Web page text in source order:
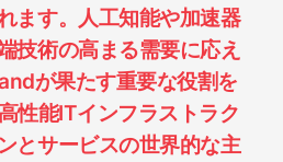
ます。人工知能や加速器
技術の高まる需要に応え
が果たす重要な役割を
性能ITインフラストラク
とサービスの世界的な主